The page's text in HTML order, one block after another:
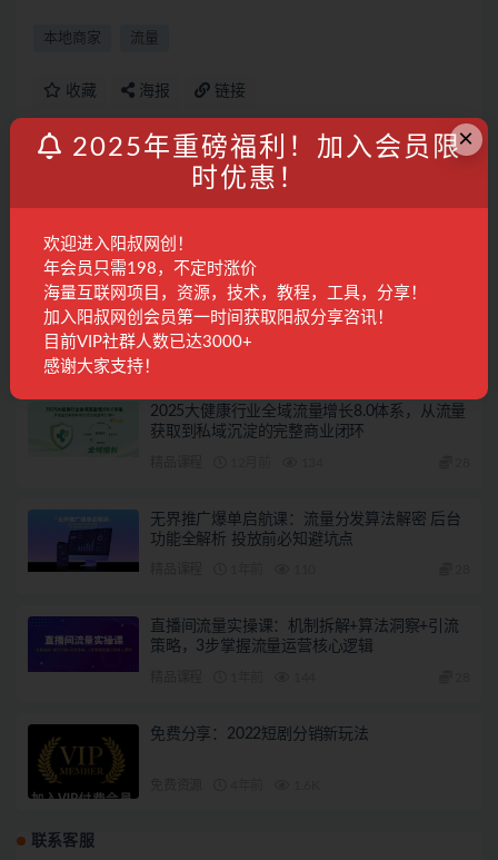
本地商家 流量
收藏 海报 链接
0基础教你玩转手机摄影：67节课手把手实操讲解，好
下一篇
豪车毒老纪–商业的套路花200万买回来的，3000字自
媒体干货
相关文章
2025大健康行业全域流量增长8.0体系，从流量
获取到私域沉淀的完整商业闭环
无界推广爆单启航课：流量分发算法解密 后台
功能全解析 投放前必知避坑点
直播间流量实操课：机制拆解+算法洞察+引流
策略，3步掌握流量运营核心逻辑
免费分享：2022短剧分销新玩法
联系客服
×
2025年重磅福利！加入会员限
时优惠！
欢迎进入阳叔网创！
年会员只需198，不定时涨价
海量互联网项目，资源，技术，教程，工具，分享！
加入阳叔网创会员第一时间获取阳叔分享咨讯！
目前VIP社群人数已达3000+
感谢大家支持！